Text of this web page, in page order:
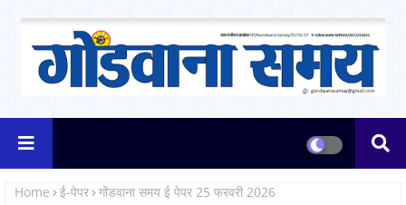
Home ई-पेपर गोंडवाना समय ई पेपर 25 फरवरी 2026